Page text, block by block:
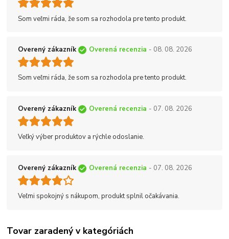
Som veľmi ráda, že som sa rozhodola pre tento produkt.
Overený zákazník Overená recenzia - 08. 08. 2026
Som veľmi ráda, že som sa rozhodola pre tento produkt.
Overený zákazník Overená recenzia - 07. 08. 2026
Veľký výber produktov a rýchle odoslanie.
Overený zákazník Overená recenzia - 07. 08. 2026
Veľmi spokojný s nákupom, produkt splnil očakávania.
Tovar zaradený v kategóriách